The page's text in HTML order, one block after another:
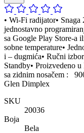
• Wi-Fi radijator•
jednostavno
sa Google Play Store-a
sobne temperature•
i – dugmića• Ručni
Standby• Proizvedeno
sa zidnim nosačem :
Glen Dimplex
SKU
20036
Boja
Bela